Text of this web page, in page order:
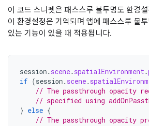
이 코드 스니펫은 패스스루 불투명도 환경
이 환경설정은 기억되며 앱에 패스스루 불
있는 기능이 있을 때 적용됩니다.
session . scene. spatialEnvironment.
if (session . scene.
// The passthrough opacity
// specified using
} else {
// The passthrough opacity